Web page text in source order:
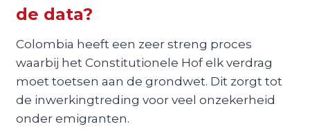
de data?
Colombia heeft een zeer streng proces
waarbij het Constitutionele Hof elk verdrag
moet toetsen aan de grondwet. Dit zorgt tot
de inwerkingtreding voor veel onzekerheid
onder emigranten.